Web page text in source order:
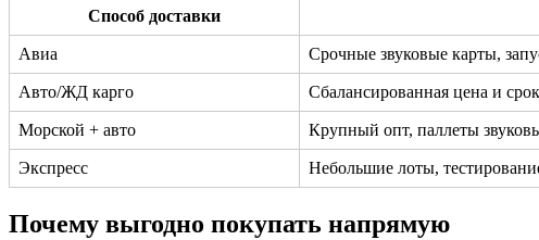
Способ доставки
Авиа Срочные звуковые карты,
Авто/ЖД карго Сбалансированная цена и
Морской + авто Крупный опт, паллеты
Экспресс Небольшие лоты,
Почему выгодно покупать напрямую